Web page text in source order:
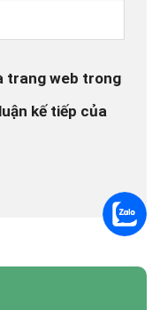
trang web trong
kế tiếp của